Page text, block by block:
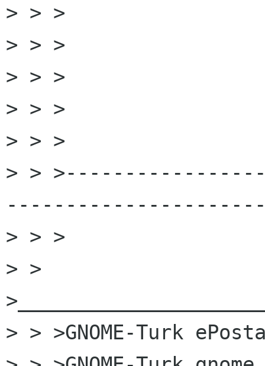
> > >
> > >
> > >
> > >
> > >
> >
> > >
> >
> > >GNOME-Turk